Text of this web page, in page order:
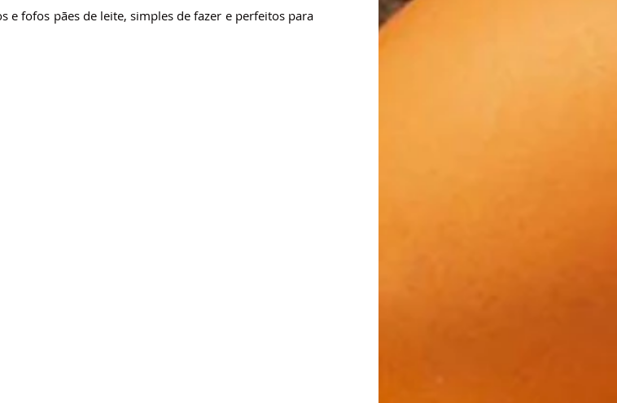
e fofos pães de leite, simples de fazer e perfeitos para